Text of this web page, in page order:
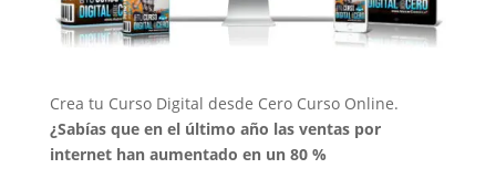
Crea tu Curso Digital desde Cero Curso Online.
¿Sabías que en el último año las ventas por
internet han aumentado en un 80 %